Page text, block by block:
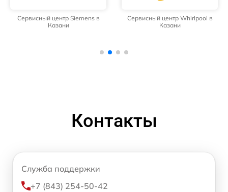
Сервисный центр Siemens в
Казани
Сервисный центр Whirlpool в
Казани
Контакты
Служба поддержки
+7 (843) 254-50-42